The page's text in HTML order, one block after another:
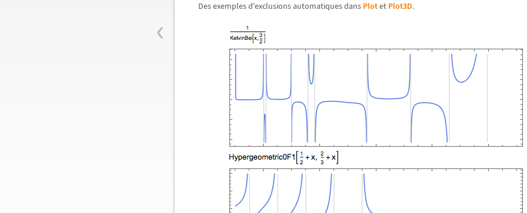
‹
Des exemples d'exclusions automatiques dans Plotet Plot3D.